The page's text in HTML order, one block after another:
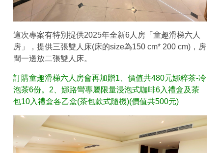
這次專案有特別提供2025年全新6人房「童趣滑梯六人
房」，提供三張雙人床(床的size為150 cm* 200 cm)，房
間一邊放二張雙人床。
訂購童趣滑梯六人房會再加贈1、價值共480元娜粹茶-冷
泡茶6份。2、娜路彎專屬限量浸泡式咖啡6入禮盒及茶
包10入禮盒各乙盒(茶包款式隨機)(價值共500元)